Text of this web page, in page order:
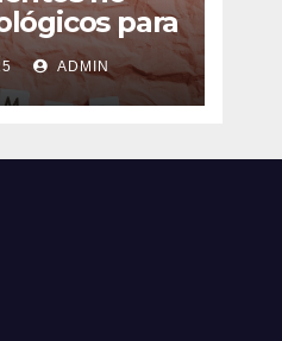
para
ADMIN